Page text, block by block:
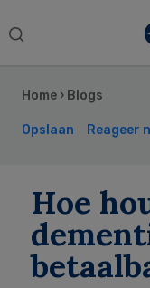
Search
Home › Blogs
Opslaan Reageer
Hoe
Sidebar